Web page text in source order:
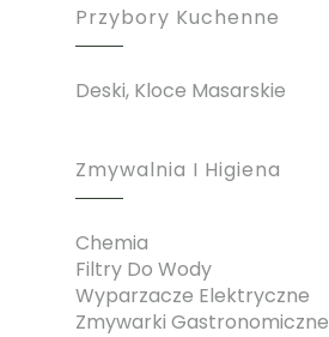
Przybory Kuchenne
Deski, Kloce Masarskie
Zmywalnia I Higiena
Chemia
Filtry Do Wody
Wyparzacze Elektryczne
Zmywarki Gastronomiczne